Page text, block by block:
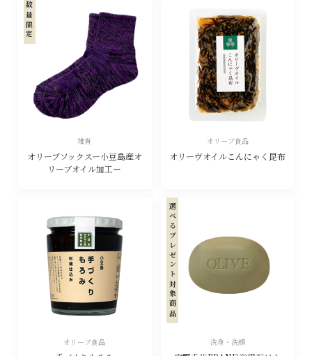
雑貨
オリーブソックスー小豆島産オ
リーブオイル加工ー
数量限定
オリーブ食品
オリーヴオイルこんにゃく昆布
オリーブ食品 洗身・洗顔
選べるプレゼント対象商品